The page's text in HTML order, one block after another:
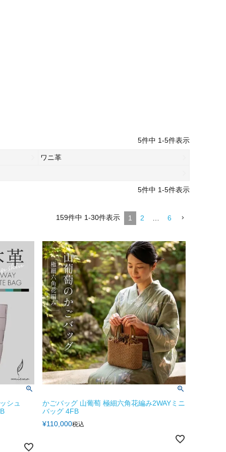
5件中 1-5件表示
ワニ革
5件中 1-5件表示
159件中 1-30件表示 1 2 6
シュ
かごバッグ 山葡萄 極細六角花編み2WAYミニ
バッグ 4FB
¥110,000税込